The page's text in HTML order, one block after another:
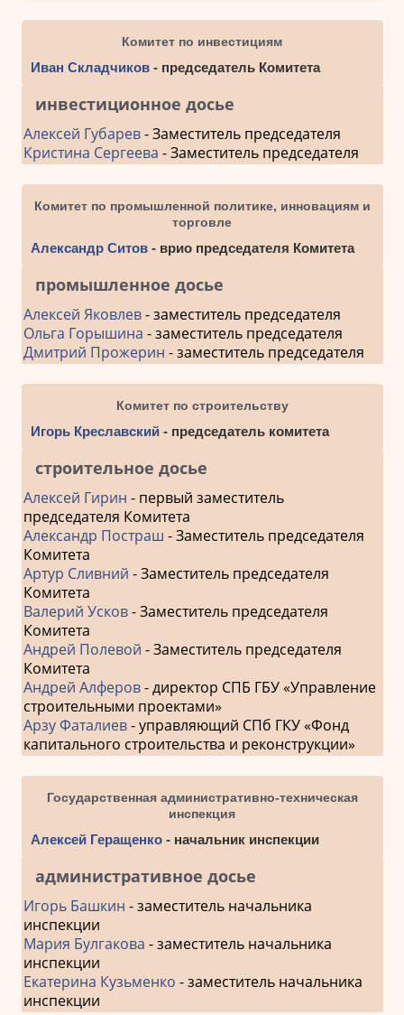
Комитет по инвестициям
Иван Складчиков- председатель Комитета
инвестиционное досье
Алексей Губарев- Заместитель председателя
Кристина Сергеева - Заместитель председателя
Комитет по промышленной политике, инновациям и
торговле
Александр Ситов- врио председателя Комитета
промышленное досье
Алексей Яковлев- заместитель председателя
Ольга Горышина - заместитель председателя
Дмитрий Прожерин - заместитель председателя
Комитет по строительству
Игорь Креславский - председатель комитета
строительное досье
Алексей Гирин - первый заместитель
председателя Комитета
Александр Постраш - Заместитель председателя
Комитета
Артур Сливний - Заместитель председателя
Комитета
Валерий Усков- Заместитель председателя
Комитета
Андрей Полевой - Заместитель председателя
Комитета
Андрей Алферов- директор СПБ ГБУ «Управление
строительными проектами»
Арзу Фаталиев- управляющий СПб ГКУ «Фонд
капитального строительства и реконструкции»
Государственная административно-техническая
инспекция
Алексей Геращенко- начальник инспекции
административное досье
Игорь Башкин - заместитель начальника
инспекции
Мария Булгакова - заместитель начальника
инспекции
Екатерина Кузьменко - заместитель начальника
инспекции